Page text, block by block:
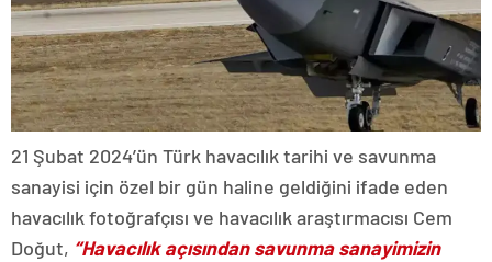
21 Şubat 2024’ün Türk havacılık tarihi ve savunma
sanayisi için özel bir gün haline geldiğini ifade eden
havacılık fotoğrafçısı ve havacılık araştırmacısı Cem
Doğut, “Havacılık açısından savunma sanayimizin